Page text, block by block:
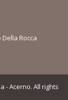
Rocca
- Acerno. All rights